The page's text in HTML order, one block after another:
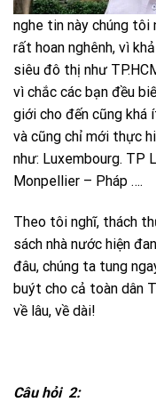
nghe tin này chúng tôi
rất hoan nghênh, vì
siêu đô thị như
vì chắc các bạn đều
giới cho đến cũng
và cũng chỉ mới thực
như: Luxembourg. TP
Monpellier – Pháp ….
Theo tôi nghĩ, thách
sách nhà nước hiện
đâu, chúng ta tung
buýt cho cả toàn dân
về lâu, về dài!
Câu hỏi 2: